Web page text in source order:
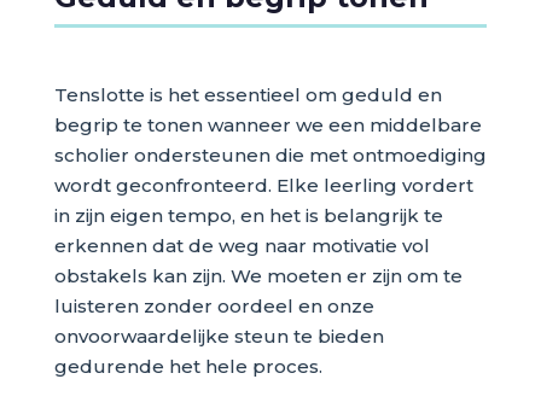
Tenslotte is het essentieel om geduld en
begrip te tonen wanneer we een middelbare
scholier ondersteunen die met ontmoediging
wordt geconfronteerd. Elke leerling vordert
in zijn eigen tempo, en het is belangrijk te
erkennen dat de weg naar motivatie vol
obstakels kan zijn. We moeten er zijn om te
luisteren zonder oordeel en onze
onvoorwaardelijke steun te bieden
gedurende het hele proces.